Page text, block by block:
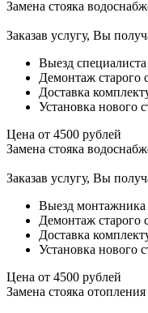
Замена стояка
Заказав услугу, Вы
Выезд специалиста
Демонтаж старого
Доставка
Установка нового
Цена от 4500 рублей
Замена стояка
Заказав услугу, Вы
Выезд монтажника
Демонтаж старого
Доставка
Установка нового
Цена от 4500 рублей
Замена стояка отопления